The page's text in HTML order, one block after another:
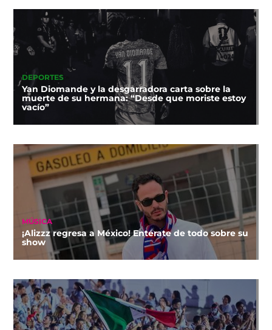
DEPORTES
Yan Diomande y la desgarradora carta sobre la
muerte de su hermana: “Desde que moriste estoy
vacío”
MÚSICA
¡Alizzz regresa a México! Entérate de todo sobre su
show